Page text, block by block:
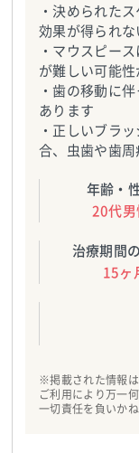
・決められた
効果が得られ
・マウスピー
が難しい可能
・歯の移動に
あります
・正しいブラ
合、虫歯や歯
年齢・
20代男
治療期間
15ヶ
※掲載された情報は
ご利用により万一
一切責任を負いか